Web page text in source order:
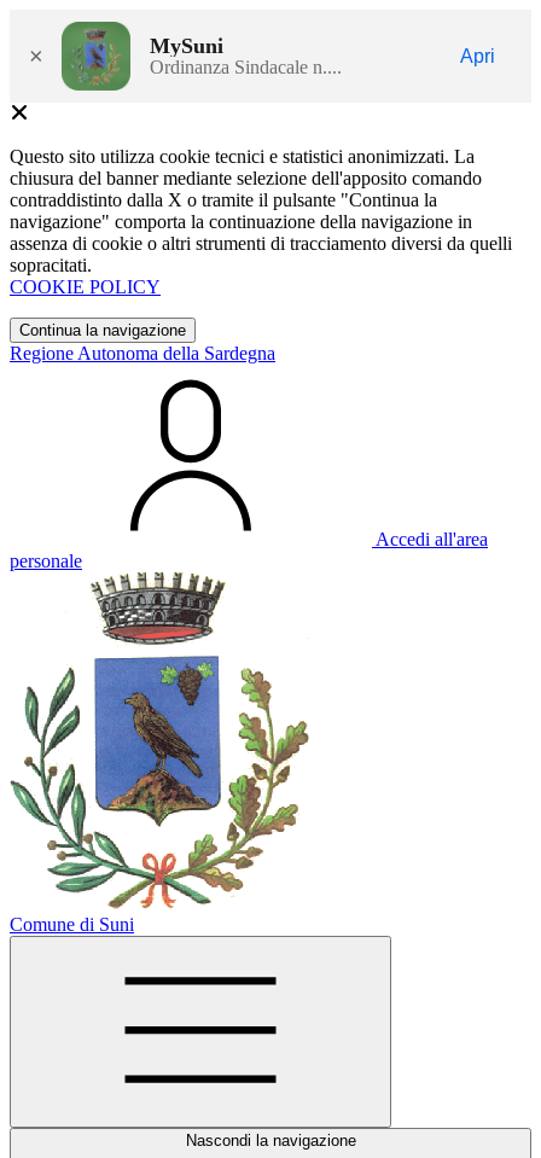
× MySuni
Ordinanza Sindacale n....
Apri
Questo sito utilizza cookie tecnici e statistici anonimizzati. La
chiusura del banner mediante selezione dell'apposito comando
contraddistinto dalla X o tramite il pulsante "Continua la
navigazione" comporta la continuazione della navigazione in
assenza di cookie o altri strumenti di tracciamento diversi da quelli
sopracitati.
COOKIE POLICY
Continua la navigazione
Regione Autonoma della Sardegna
Accedi all'area
personale
Comune di Suni
Nascondi la navigazione